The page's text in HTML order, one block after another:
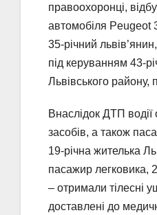
правоохоронці,
автомобіля Peugeot
35-річний
під керуванням 43-
Львівського району,
Внаслідок ДТП
засобів, а також
19-річна жителька
пасажир легковика,
– отримали тілесні
доставлені до